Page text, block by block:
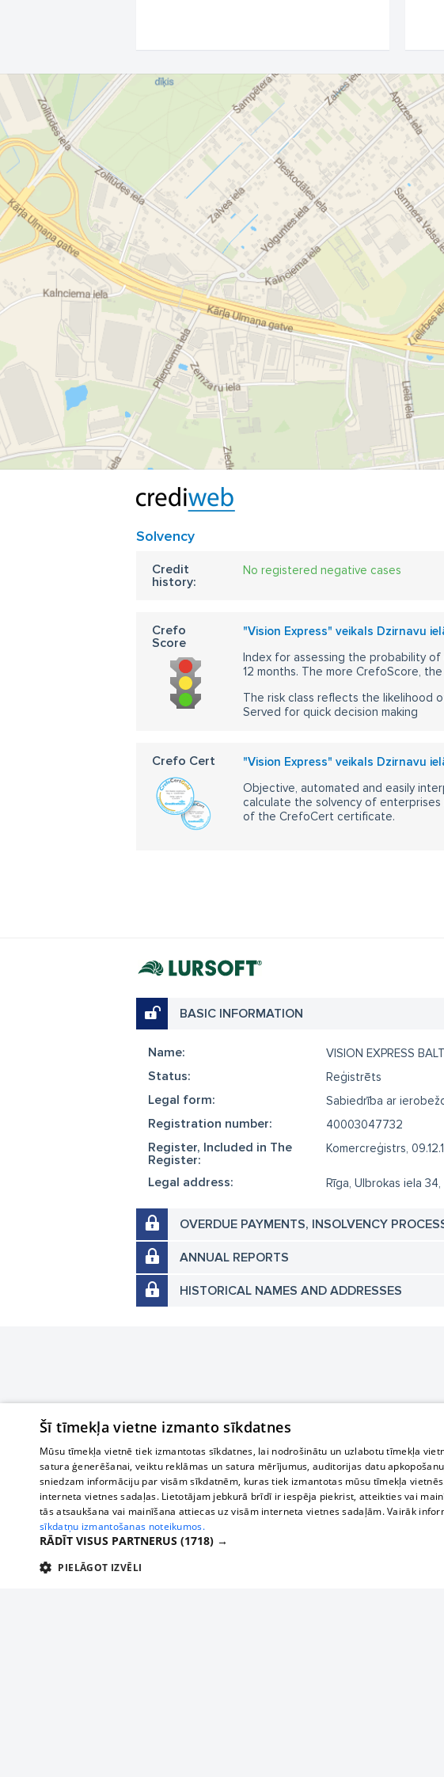
Solvency
Credit
history:
No registered negative cases
Crefo
Score
"Vision Express" veikals Dzirnavu
Index for assessing the probability
12 months. The more CrefoScore,
The risk class reflects the likelihood
Served for quick decision making
Crefo Cert "Vision Express" veikals Dzirnavu
Objective, automated and easily
calculate the solvency of
of the CrefoCert certificate.
BASIC INFORMATION
Name: VISION EXPRESS
Status: Reģistrēts
Legal form: Sabiedrība ar
Registration number: 40003047732
Register, Included in The
Register:
Komercreģistrs,
Legal address: Rīga, Ulbrokas iela 34,
OVERDUE PAYMENTS, INSOLVENCY
ANNUAL REPORTS
HISTORICAL NAMES AND ADDRESSES
Šī tīmekļa vietne izmanto sīkdatnes
Mūsu tīmekļa vietnē tiek izmantotas sīkdatnes, lai nodrošinātu un uzlabotu tīmekļa
satura ģenerēšanai, veiktu reklāmas un satura mērījumus, auditorijas datu
sniedzam informāciju par visām sīkdatnēm, kuras tiek izmantotas mūsu tīmekļa
interneta vietnes sadaļas. Lietotājam jebkurā brīdī ir iespēja piekrist, atteikties vai
tās atsaukšana vai mainīšana attiecas uz visām interneta vietnes sadaļām. Vairāk
sīkdatņu izmantošanas noteikumos.
RĀDĪT VISUS PARTNERUS (1718) →
PIELĀGOT IZVĒLI